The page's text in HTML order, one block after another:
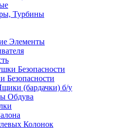
Турбины
Элементы
Безопасности
Безопасности
(бардачки) б/у
Обдува
Колонок